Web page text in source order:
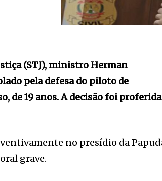
(STJ), ministro Herman
pela defesa do piloto de
de 19 anos. A decisão foi proferida
no presídio da
grave.